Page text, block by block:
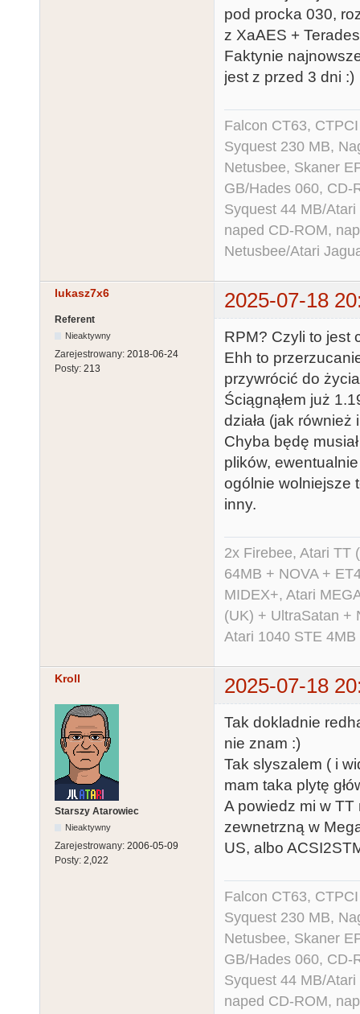
pod procka 030,
z XaAES +
Faktynie
jest z przed 3 dni :)
Falcon CT63,
Syquest 230 MB,
Netusbee, Skaner
GB/Hades 060, CD-
Syquest 44 MB/
naped CD-ROM,
Netusbee/Atari
lukasz7x6 2025-07-18
Referent
Nieaktywny
Zarejestrowany: 2018-06-24
Posty: 213
RPM? Czyli to jest
Ehh to
przywrócić do
Ściągnąłem już
działa (jak
Chyba będę
plików,
ogólnie wolniejsze
inny.
2x Firebee, Atari TT
64MB + NOVA +
MIDEX+, Atari
(UK) + UltraSatan +
Atari 1040 STE
Kroll 2025-07-18
Starszy Atarowiec
Nieaktywny
Zarejestrowany: 2006-05-09
Posty: 2,022
Tak dokladnie
nie znam :)
Tak slyszalem ( i
mam taka plytę
A powiedz mi w
zewnetrzną w
US, albo
Falcon CT63,
Syquest 230 MB,
Netusbee, Skaner
GB/Hades 060, CD-
Syquest 44 MB/
naped CD-ROM,